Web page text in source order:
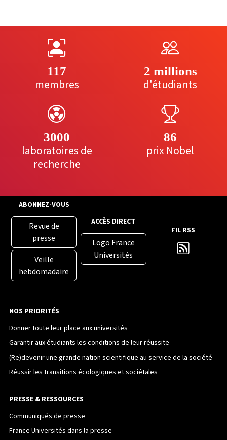
117
membres
2 millions
d'étudiants
3000
laboratoires de
recherche
86
prix Nobel
ABONNEZ-VOUS
Revue de
presse
Veille
hebdomadaire
ACCÈS DIRECT
Logo France
Universités
FIL RSS
NOS PRIORITÉS
Donner toute leur place aux universités
Garantir aux étudiants les conditions de leur réussite
(Re)devenir une grande nation scientifique au service de la société
Réussir les transitions écologiques et sociétales
PRESSE & RESSOURCES
Communiqués de presse
France Universités dans la presse